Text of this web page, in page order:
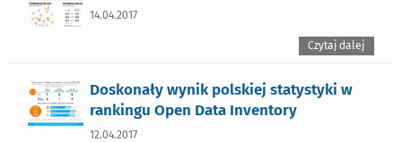
14.04.2017
Czytaj dalej
Doskonały wynik polskiej statystyki w
rankingu Open Data Inventory
12.04.2017